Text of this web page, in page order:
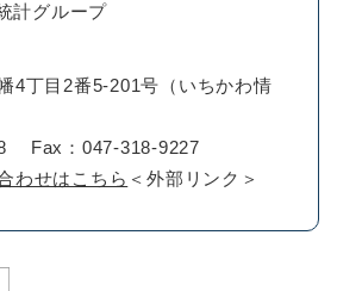
計グループ
4丁目2番5-201号（いちかわ情
Fax：047-318-9227
わせはこちら ＜外部リンク＞